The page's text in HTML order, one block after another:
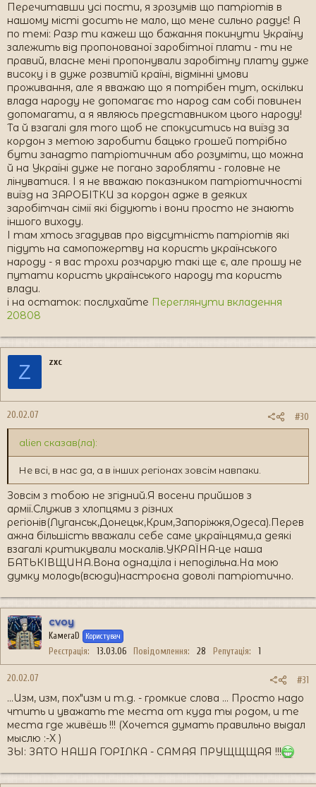
Перечитавши усі пости, я зрозумів що патріотів в
нашому місті досить не мало, що мене сильно радує! А
по темі: Разр ти кажеш що бажання покинути Україну
залежить від пропонованої заробітної плати - ти не
правий, власне мені пропонували заробітну плату дуже
високу і в дуже розвитій країні, відмінні умови
проживання, але я вважаю що я потрібен тут, оскільки
влада народу не допомагає то народ сам собі повинен
допомагати, а я являюсь представником цього народу!
Та й взагалі для того щоб не спокуситись на виїзд за
кордон з метою заробити бацько грошей потрібно
бути занадто патріотичним або розуміти, що можна
й на Україні дуже не погано заробляти - головне не
лінуватися. І я не вважаю показником патріотичності
виїзд на ЗАРОБІТКИ за кордон адже в деяких
заробітчан сімії які бідують і вони просто не знають
іншого виходу.
І там хтось згадував про відсутність патріотів які
підуть на самопожертву на користь українського
народу - я вас трохи розчарую такі ще є, але прошу не
путати користь українського народу та користь
влади.
і на остаток: послухайте Переглянути вкладення
20808
Z zxc
20.02.07 #30
alien сказав(ла):
Не всі, в нас да, а в інших регіонах зовсім навпаки.
Зовсім з тобою не згідний.Я восени прийшов з
армії.Служив з хлопцями з різних
регіонів(Луганськ,Донецьк,Крим,Запоріжжя,Одеса).Перев
ажна більшість вважали себе саме українцями,а деякі
взагалі критикували москалів.УКРАЇНА-це наша
БАТЬКІВЩИНА.Вона одна,ціла і неподільна.На мою
думку молодь(всюди)настроєна доволі патріотично.
cvoy
KамеraD Користувач
Реєстрація 13.03.06 Повідомлення 28 Репутація 1
20.02.07 #31
...Изм, изм, пох"изм и т.д. - громкие слова ... Просто надо
чтить и уважать те места от куда ты родом, и те
места где живёшь !!! (Хочется думать правильно выдал
мыслю :-X )
ЗЫ: ЗАТО НАША ГОРIЛКА - САМАЯ ПРУЩЩЩАЯ !!!